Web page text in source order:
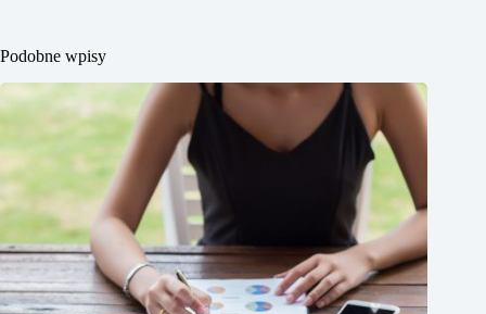
Podobne wpisy